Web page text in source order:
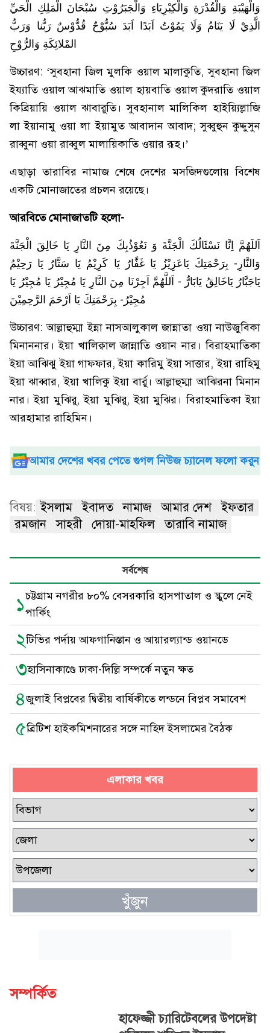
وَالْهَيْبَةِ وَالْقُدْرَةِ وَالْكِبْرِيَاءِ وَالْجَبَرُوْتِ سُبْحَانَ الْمَلِكِ الْحَيِّ
الَّذِيْ لَا يَنَامُ وَلَا يَمُوْتُ اَبَدًا اَبَدَ سُبُّوْحٌ قُدُّوْسٌ رَبُّنا وَرَبُّ
المْلائِكَةِ وَالرُّوْحِ
উচ্চারণ: ‘সুবহানা জিল মুলকি ওয়াল মালাকুতি, সুবহানা জিল
ইয্যাতি ওয়াল আঝমাতি ওয়াল হায়বাতি ওয়াল কুদরাতি ওয়াল
কিব্রিয়ায়ি ওয়াল ঝাবারুতি। সুবহানাল মালিকিল হাইয়্যিল্লাজি
লা ইয়ানামু ওয়া লা ইয়ামুত আবাদান আবাদ; সুব্বুহুন কুদ্দুসুন
রাব্বুনা ওয়া রাব্বুল মালায়িকাতি ওয়ার রূহ।’
এছাড়া তারাবির নামাজ শেষে দেশের মসজিদগুলোয় বিশেষ
একটি মোনাজাতের প্রচলন রয়েছে।
আরবিতে মোনাজাতটি হলো-
اَللَهُمَّ اِنَّا نَسْئَالُكَ الْجَنَّةَ وَ نَعُوْذُبِكَ مِنَ النَّارِ يَا خَالِقَ الْجَنَّةَ
وَالنَّارِ- بِرَحْمَتِكَ يَاعَزِيْزُ يَا غَفَّارُ يَا كَرِيْمُ يَا سَتَّارُ يَا رَحِيْمُ
يَاجَبَّارُ يَاخَالِقُ يَابَارُّ - اَللَّهُمَّ اَجِرْنَا مِنَ النَّارِ يَا مُجِيْرُ يَا مُجِيْرُ يَا
مُجِيْرُ- بِرَحْمَتِكَ يَا اَرْحَمَ الرَّحِمِيْنَ
উচ্চারণ: আল্লাহুম্মা ইন্না নাসআলুকাল জান্নাতা ওয়া নাউজুবিকা
মিনাননার। ইয়া খালিক্বাল জান্নাতি ওয়ান নার। বিরাহমাতিকা
ইয়া আঝিঝু ইয়া গাফফার, ইয়া কারিমু ইয়া সাত্তার, ইয়া রাহিমু
ইয়া ঝাব্বার, ইয়া খালিকু ইয়া বার্রু। আল্লাহুম্মা আঝিরনা মিনান
নার। ইয়া মুঝিরু, ইয়া মুঝিরু, ইয়া মুঝির। বিরাহমাতিকা ইয়া
আরহামার রাহিমিন।
আমার দেশের খবর পেতে গুগল নিউজ চ্যানেল ফলো করুন
বিষয়: ইসলাম ইবাদত নামাজ আমার দেশ
ইফতার
রমজান
সাহরী দোয়া-মাহফিল তারাবি নামাজ
সর্বশেষ
১চট্টগ্রাম নগরীর ৮০% বেসরকারি হাসপাতাল ও স্কুলে নেই
পার্কিং
২টিভির পর্দায় আফগানিস্তান ও আয়ারল্যান্ড ওয়ানডে
৩হাসিনাকাণ্ডে ঢাকা-দিল্লি সম্পর্কে নতুন ক্ষত
৪জুলাই বিপ্লবের দ্বিতীয় বার্ষিকীতে লন্ডনে বিপ্লব সমাবেশ
৫ব্রিটিশ হাইকমিশনারের সঙ্গে নাহিদ ইসলামের বৈঠক
এলাকার খবর
খুঁজুন
সম্পর্কিত
হাফেজ্জী চ্যারিটেবলের উপদেষ্টা